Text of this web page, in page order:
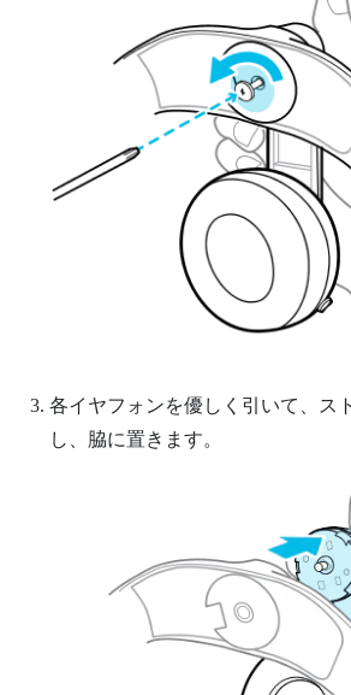
各イヤフォンを優しく引いて、ス
し、脇に置きます。